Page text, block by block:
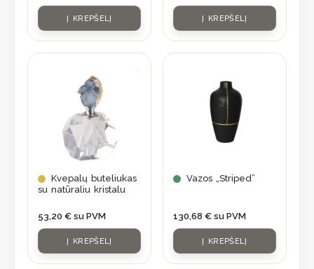
Į KREPŠELĮ Į KREPŠELĮ
Kvepalų buteliukas
su natūraliu kristalu
53,20 € su PVM
Į KREPŠELĮ
Vazos „Striped”
130,68 € su PVM
Į KREPŠELĮ